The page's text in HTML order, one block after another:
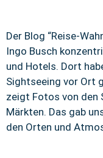
Der Blog “Reise-
Ingo Busch
und Hotels. Dort
Sightseeing vor Ort
zeigt Fotos von den
Märkten. Das gab
den Orten und